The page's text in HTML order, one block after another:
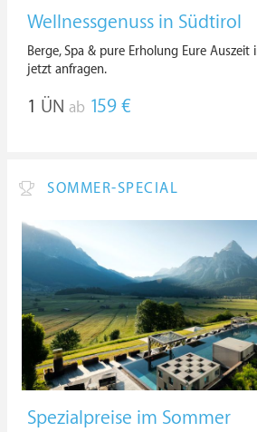
Wellnessgenuss in Südtirol
Berge, Spa & pure Erholung Eure Auszeit
jetzt anfragen.
1 ÜN ab 159 €
SOMMER-SPECIAL
Spezialpreise im Sommer